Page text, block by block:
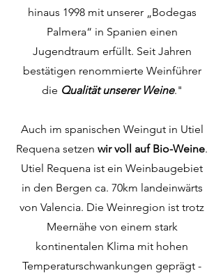
hinaus 1998 mit unserer „Bodegas
Palmera“ in Spanien einen
Jugendtraum erfüllt. Seit Jahren
bestätigen renommierte Weinführer
die Qualität unserer Weine."
Auch im spanischen Weingut in Utiel
Requena setzen wir voll auf Bio-Weine.
Utiel Requena ist ein Weinbaugebiet
in den Bergen ca. 70km landeinwärts
von Valencia. Die Weinregion ist trotz
Meernähe von einem stark
kontinentalen Klima mit hohen
Temperaturschwankungen geprägt -